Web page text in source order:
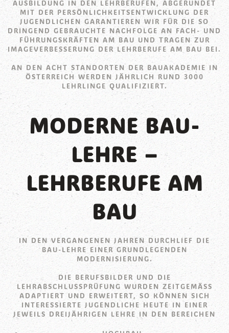
USBILDUNG IN DEN LEHRBERUFEN, ABGERUNDET M
IT DER PERSÖNLICHKEITSENTWICKLUNG DER J
UGENDLICHEN GARANTIEREN WIR FÜR DIE SO D
RINGEND GEBRAUCHTE NACHFOLGE AN FACH- UND F
ÜHRUNGSKRÄFTEN AM BAU UND TRAGEN ZUR I
MAGEVERBESSERUNG DER LEHRBERUFE AM BAU BEI.
AN DEN ACHT STANDORTEN DER BAUAKADEMIE IN
ÖSTERREICH WERDEN JÄHRLICH RUND 3000
LEHRLINGE QUALIFIZIERT.
MODERNE BAU-
LEHRE –
LEHRBERUFE AM
BAU
IN DEN VERGANGENEN JAHREN DURCHLIEF DIE
BAU-LEHRE EINER GRUNDLEGENDEN
MODERNISIERUNG.
DIE BERUFSBILDER UND DIE
LEHRABSCHLUSSPRÜFUNG WURDEN ZEITGEMÄSS A
DAPTIERT UND ERWEITERT, SO KÖNNEN SICH I
NTERESSIERTE JUGENDLICHE HEUTE IN EINER J
EWEILS DREIJÄHRIGEN LEHRE IN DEN BEREICHEN